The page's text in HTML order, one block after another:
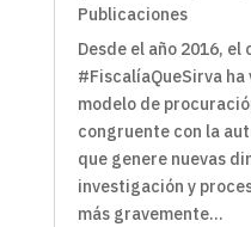
Publicaciones
Desde el año 2016, el
#FiscalíaQueSirva
modelo de
congruente con la
que genere nuevas
investigación y
más gravemente...